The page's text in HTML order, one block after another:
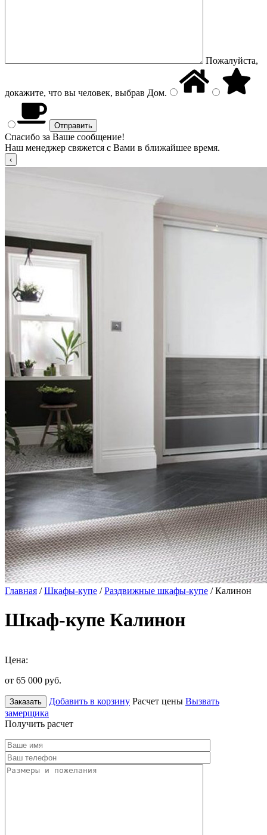
Пожалуйста,
докажите, что вы человек, выбрав Дом.
Спасибо за Ваше сообщение!
Наш менеджер свяжется с Вами в ближайшее время.
Главная /Шкафы-купе /Раздвижные шкафы-купе / Калинон
Шкаф-купе Калинон
Цена:
от 65 000 руб.
Заказать Добавить в корзину Расчет цены Вызвать
замерщика
Получить расчет